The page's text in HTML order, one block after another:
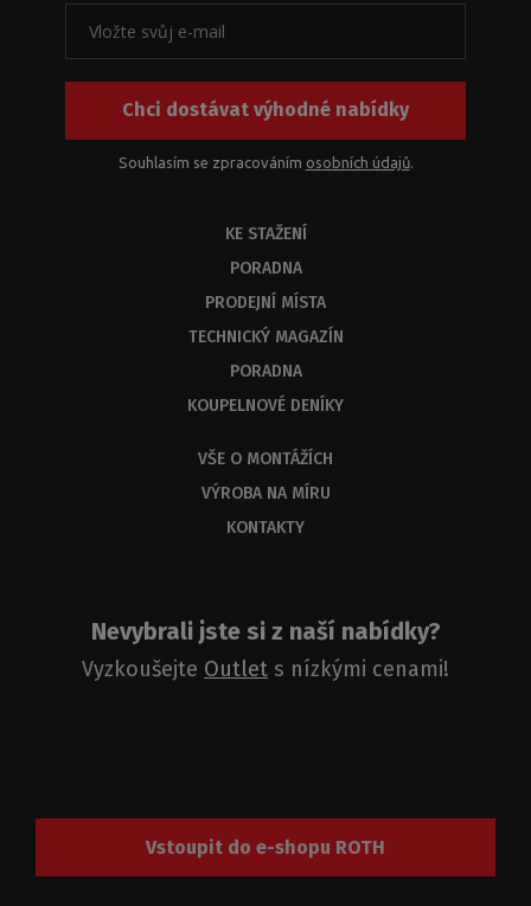
Chci dostávat výhodné nabídky
Souhlasím se zpracováním osobních údajů.
KE STAŽENÍ
PORADNA
PRODEJNÍ MÍSTA
TECHNICKÝ MAGAZÍN
PORADNA
KOUPELNOVÉ DENÍKY
VŠE O MONTÁŽÍCH
VÝROBA NA MÍRU
KONTAKTY
Nevybrali jste si z naší nabídky?
Vyzkoušejte Outlet s nízkými cenami!
Vstoupit do e-shopu ROTH